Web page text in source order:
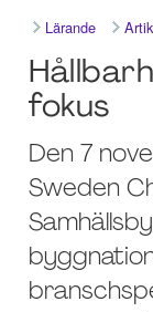
Lärande
fokus
Den 7
Sweden